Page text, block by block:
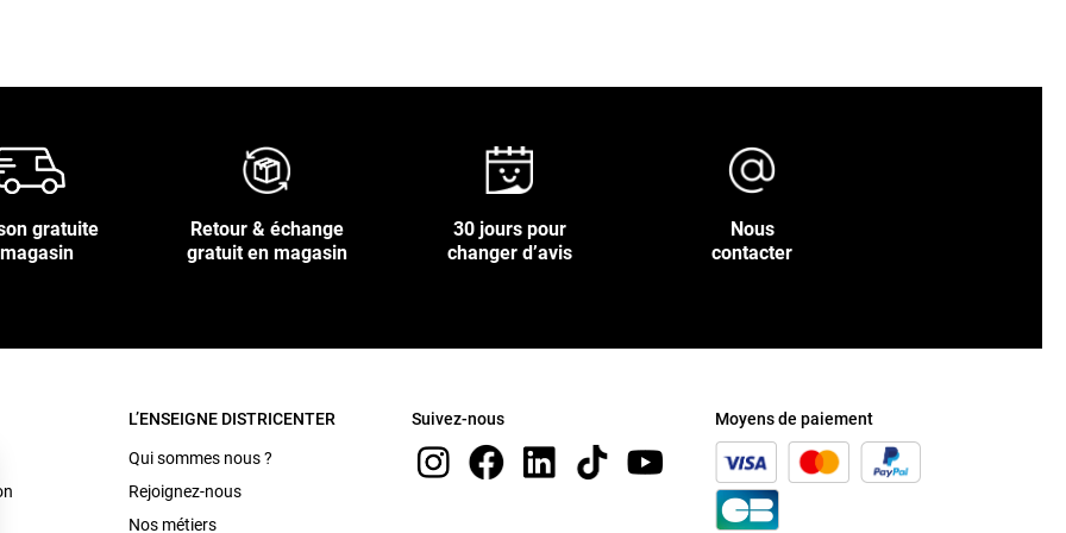
gratuite
Retour & échange
gratuit en magasin
30 jours pour
changer d’avis
Nous
contacter
L’ENSEIGNE DISTRICENTER
Qui sommes nous ?
Rejoignez-nous
Nos métiers
Suivez-nous Moyens de paiement